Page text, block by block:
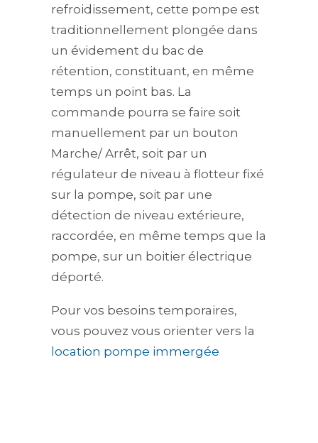
refroidissement, cette pompe est
traditionnellement plongée dans
un évidement du bac de
rétention, constituant, en même
temps un point bas. La
commande pourra se faire soit
manuellement par un bouton
Marche/ Arrêt, soit par un
régulateur de niveau à flotteur fixé
sur la pompe, soit par une
détection de niveau extérieure,
raccordée, en même temps que la
pompe, sur un boitier électrique
déporté.
Pour vos besoins temporaires,
vous pouvez vous orienter vers la
location pompe immergée